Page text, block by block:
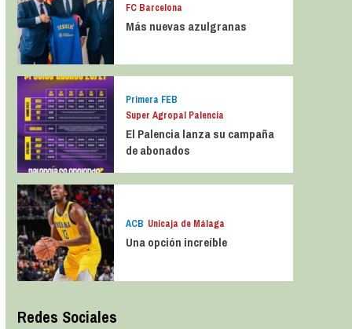
FC Barcelona
Más nuevas azulgranas
Primera FEB
Super Agropal Palencia
El Palencia lanza su campaña
de abonados
ACB Unicaja de Málaga
Una opción increíble
Redes Sociales